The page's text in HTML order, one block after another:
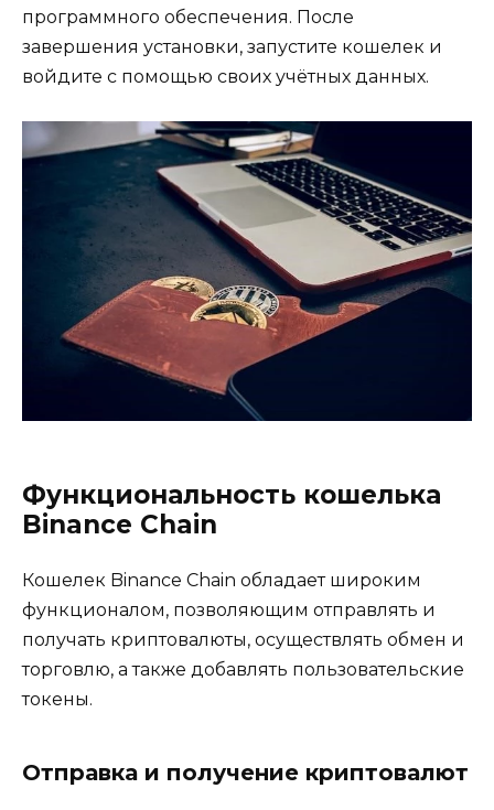
программного обеспечения.​ После
завершения установки‚ запустите кошелек и
войдите с помощью своих учётных данных.
Функциональность кошелька
Binance Chain
Кошелек Binance Chain обладает широким
функционалом‚ позволяющим отправлять и
получать криптовалюты‚ осуществлять обмен и
торговлю‚ а также добавлять пользовательские
токены.​
Отправка и получение криптовалют